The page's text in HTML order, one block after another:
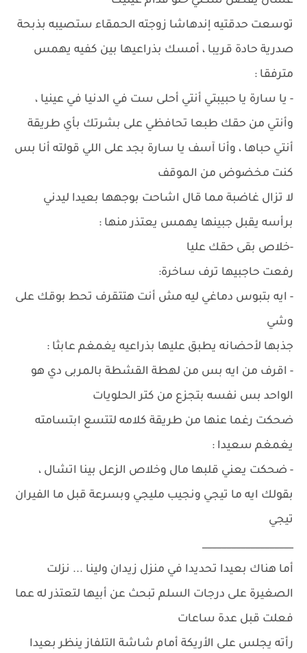
توسعت حدقتيه إندهاشا زوجته الحمقاء ستصيبه بذبحة
صدرية حادة قريبا ، أمسك بذراعيها بين كفيه يهمس
مترفقا :
- يا سارة يا حبيبتي أنتي أحلى ست في الدنيا في عينيا ،
وأنتي من حقك طبعا تحافظي على بشرتك بأي طريقة
أنتي حباها ، وأنا آسف يا سارة بجد على اللي قولته أنا بس
كنت مخضوض من الموقف
لا تزال غاضبة مما قال اشاحت بوجهها بعيدا ليدني
برأسه يقبل جبينها يهمس يعتذر منها :
-خلاص بقى حقك عليا
رفعت حاجبيها ترف ساخرة:
- ايه بتبوس دماغي ليه مش أنت هتتقرف تحط بوقك على
وشي
جذبها لأحضانه يطبق عليها بذراعيه يغمغم عابثا :
- اقرف من ايه بس من لهطة القشطة بالمربى دي هو
الواحد بس نفسه بتجزع من كتر الحلويات
ضحكت رغما عنها من طريقة كلامه لتتسع ابتسامته
يغمغم سعيدا :
- ضحكت يعني قلبها مال وخلاص الزعل بينا اتشال ،
بقولك ايه ما تيجي ونجيب مليجي وبسرعة قبل ما الفيران
تيجي
___________________
أما هناك بعيدا تحديدا في منزل زيدان ولينا ... نزلت
الصغيرة على درجات السلم تبحث عن أبيها لتعتذر له عما
فعلت قبل عدة ساعات
رأته يجلس على الأريكة أمام شاشة التلفاز ينظر بعيدا